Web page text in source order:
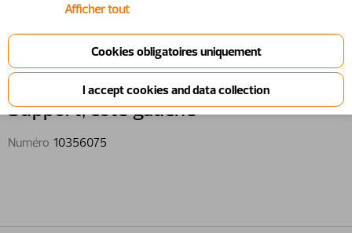
10356075 - Support, côté gauche
Support,​ côté gauche
Numéro 10356075
Afficher tout